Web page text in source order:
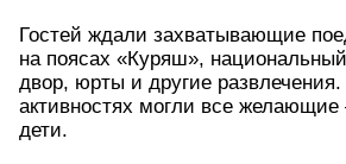
Гостей ждали захватывающие
на поясах «Куряш»,
двор, юрты и другие развлечения.
активностях могли все
дети.